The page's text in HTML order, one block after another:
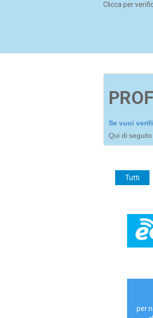
Clicca per
Se vuoi
Qui di
Tutti
€
per